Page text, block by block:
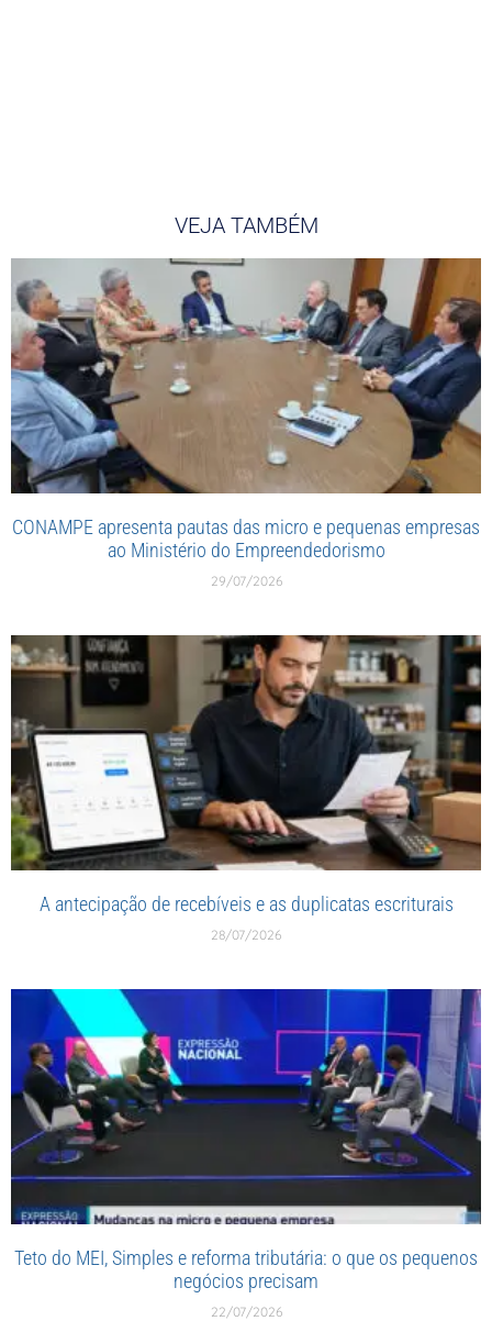
VEJA TAMBÉM
CONAMPE apresenta pautas das micro e pequenas empresas
ao Ministério do Empreendedorismo
29/07/2026
A antecipação de recebíveis e as duplicatas escriturais
28/07/2026
Teto do MEI, Simples e reforma tributária: o que os pequenos
negócios precisam
22/07/2026